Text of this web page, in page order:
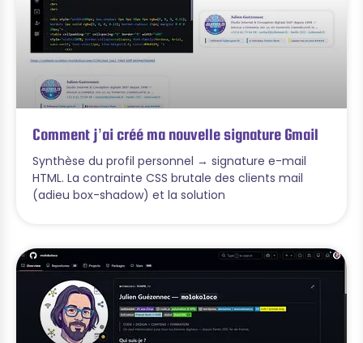
Comment j’ai créé ma nouvelle signature Gmail
Synthèse du profil personnel → signature e-mail
HTML. La contrainte CSS brutale des clients mail
(adieu box-shadow) et la solution